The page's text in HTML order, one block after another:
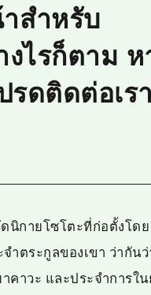
สำหรับ
งไรก็ตาม
รดติดต่อเร
นิกายโซโตะที่ก่อตั้งโ
ตระกูลของเขา ว่ากัน
าวะ และประจำการใ